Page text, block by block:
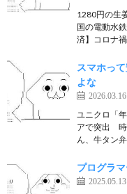
1280円の生
国の電動水
済】コロナ
スマホっ
よな
2026.03.16
ユニクロ「
アで突出 時
ん、牛タン
プログラ
2025.05.13